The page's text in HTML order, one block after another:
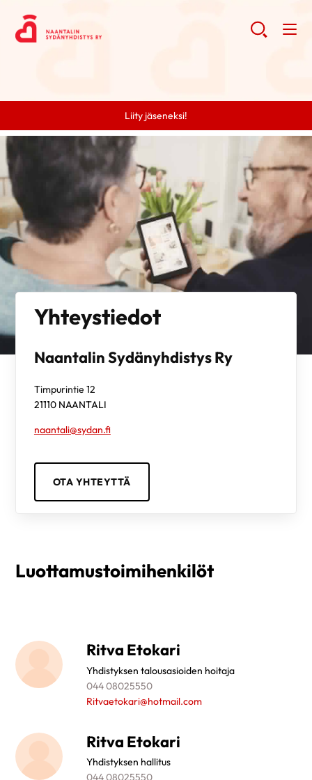
Liity jäseneksi!
Yhteystiedot
Naantalin Sydänyhdistys Ry
Timpurintie 12
21110 NAANTALI
naantali@sydan.fi
OTA YHTEYTTÄ
Luottamustoimihenkilöt
Ritva Etokari
Yhdistyksen talousasioiden hoitaja
044 08025550
Ritvaetokari@hotmail.com
Ritva Etokari
Yhdistyksen hallitus
044 08025550